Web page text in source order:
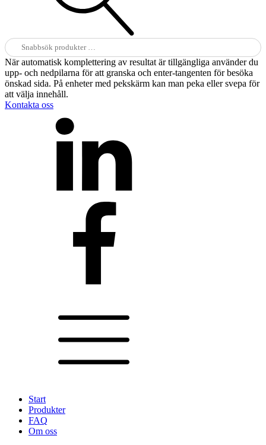
Sök
efter:
När automatisk komplettering av resultat är tillgängliga använder du
upp- och nedpilarna för att granska och enter-tangenten för besöka
önskad sida. På enheter med pekskärm kan man peka eller svepa för
att välja innehåll.
Kontakta oss
Start
Produkter
FAQ
Om oss